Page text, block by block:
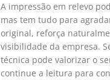
A impressão em relevo
mas tem tudo para
original, reforça
visibilidade da empresa.
técnica pode valorizar o
continue a leitura para